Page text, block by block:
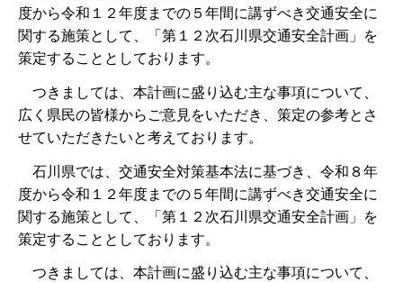
度から令和１２年度までの５年間に講ずべき交通安全に
関する施策として、「第１２次石川県交通安全計画」を
策定することとしております。
つきましては、本計画に盛り込む主な事項について、
広く県民の皆様からご意見をいただき、策定の参考とさ
せていただきたいと考えております。
石川県では、交通安全対策基本法に基づき、令和８年
度から令和１２年度までの５年間に講ずべき交通安全に
関する施策として、「第１２次石川県交通安全計画」を
策定することとしております。
つきましては、本計画に盛り込む主な事項について、